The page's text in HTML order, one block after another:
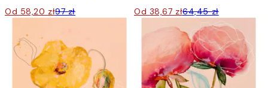
Od 58,20 zł97 zł Od 38,67 zł64,45 zł